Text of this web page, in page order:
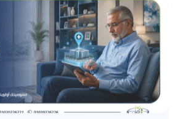
عناوين مصحات علاج الإدمان في مصر: أشهر
تختار الأنسب
عناوين مصحات علاج الإدمان في مصر هي البوابة